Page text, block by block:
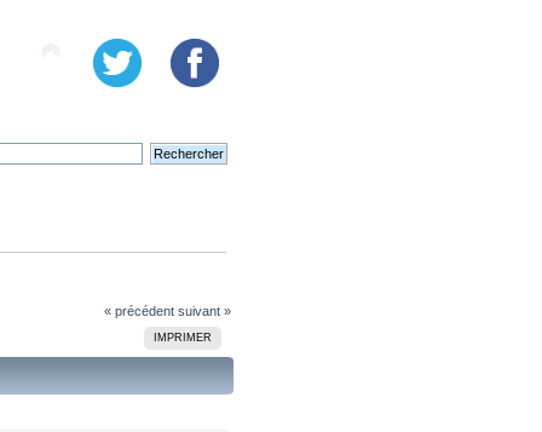
« précédent suivant »
IMPRIMER